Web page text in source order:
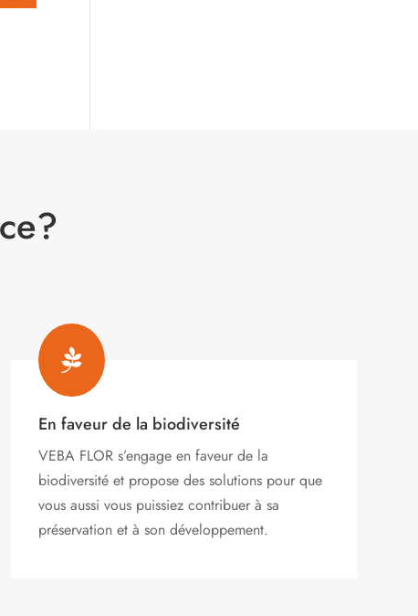

En faveur de la biodiversité
VEBA FLOR s’engage en faveur de la
biodiversité et propose des solutions pour que
vous aussi vous puissiez contribuer à sa
préservation et à son développement.